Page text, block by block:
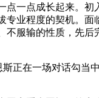
一点成长起来。
业程度的契机。
服输的性质，先
在一场对话勾当